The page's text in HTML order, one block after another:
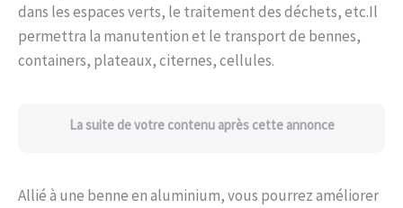
dans les espaces verts, le traitement des déchets, etc.Il
permettra la manutention et le transport de bennes,
containers, plateaux, citernes, cellules.
La suite de votre contenu après cette annonce
Allié à une benne en aluminium, vous pourrez améliorer